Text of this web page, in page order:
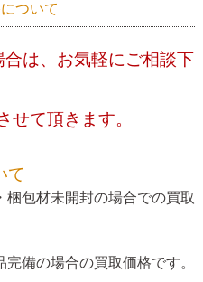
ついて
は、お気軽にご相談下
せて頂きます。
て
包材未開封の場合での買取
備の場合の買取価格です。